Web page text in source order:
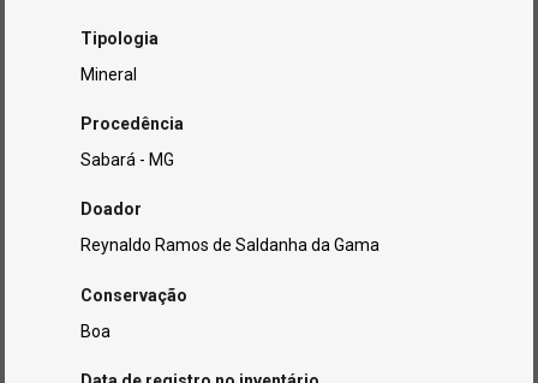
Tipologia
Mineral
Procedência
Sabará - MG
Doador
Reynaldo Ramos de Saldanha da Gama
Conservação
Boa